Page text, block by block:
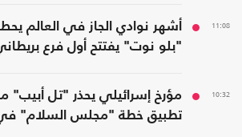
11:08
أشهر نوادي الجاز في العالم
"بلو نوت" يفتتح أول فرع
10:32
مؤرخ إسرائيلي يحذر "تل
تطبيق خطة "مجلس السلام"